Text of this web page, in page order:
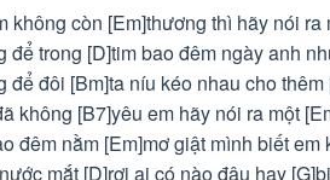
không còn [Em]thương thì hãy nói ra
để trong [D]tim bao đêm ngày anh
để đôi [Bm]ta níu kéo nhau cho thêm
không [B7]yêu em hãy nói ra một
đêm nằm [Em]mơ giật mình biết em
mắt [D]rơi ai có nào đâu hay